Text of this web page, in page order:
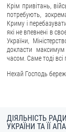
Запит на отримання
Облік публічної
Питання запобігання
Публічні закупівлі
Крім привітань,
потребують,
Криму і
які не впевнені в
України,
докласти
часом. Саме тоді всі
Нехай Господь
ДІЯЛЬНІСТЬ
УКРАЇНИ ТА ЇЇ